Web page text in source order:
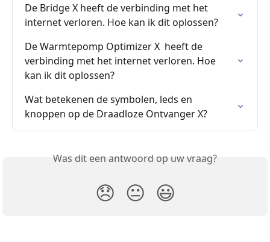
De Bridge X heeft de verbinding met het
internet verloren. Hoe kan ik dit oplossen?
De Warmtepomp Optimizer X  heeft de
verbinding met het internet verloren. Hoe
kan ik dit oplossen?
Wat betekenen de symbolen, leds en
knoppen op de Draadloze Ontvanger X?
Was dit een antwoord op uw vraag?
😞 😐 😃